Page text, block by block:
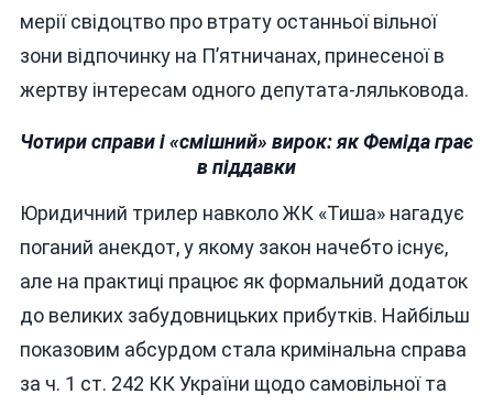
мерії свідоцтво про втрату останньої вільної
зони відпочинку на П’ятничанах, принесеної в
жертву інтересам одного депутата-ляльковода.
Чотири справи і «смішний» вирок: як Феміда грає
в піддавки
Юридичний трилер навколо ЖК «Тиша» нагадує
поганий анекдот, у якому закон начебто існує,
але на практиці працює як формальний додаток
до великих забудовницьких прибутків. Найбільш
показовим абсурдом стала кримінальна справа
за ч. 1 ст. 242 КК України щодо самовільної та